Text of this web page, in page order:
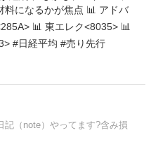
料になるかが焦点 📊 アドバ
📊 東エレク<8035> 📊
#日経平均 #売り先行
記（note）やってます?含み損